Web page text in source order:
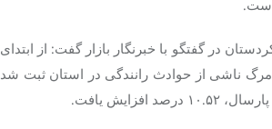
در گفتگو با خبرنگار بازار گفت: از ابتدای
امسال تا پایان آذر، ۳۹۹ مرگ ناشی از حوادث رانندگی در استان ثبت شد
افزایش یافت.